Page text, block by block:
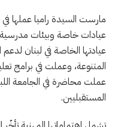
عيادات خاصة وبيئات
عيادتها الخاصة في لبنان
المتنوعة، وعملت في برامج
عملت محاضرة في الجامعة
المستقبليين.